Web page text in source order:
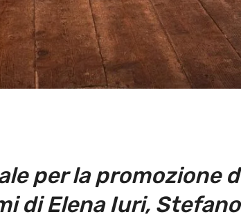
per la promozione
di Elena Iuri,